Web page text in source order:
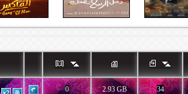
0 2.93 GB 34